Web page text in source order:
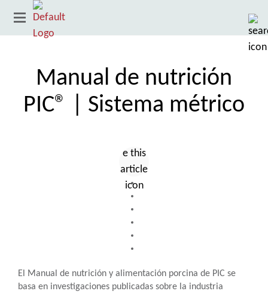
Manual de nutrición
PIC® | Sistema métrico
El Manual de nutrición y alimentación porcina de PIC se
basa en investigaciones publicadas sobre la industria